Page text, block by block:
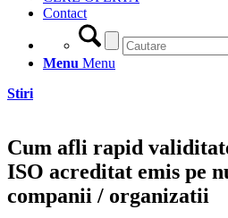
Contact
Menu Menu
Stiri
Cum afli rapid
ISO acreditat emis pe
companii / organizatii